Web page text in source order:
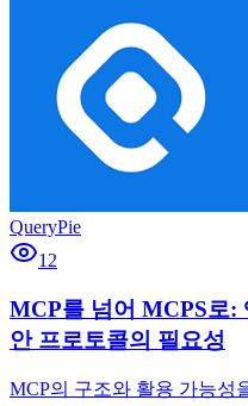
QueryPie
12
MCP를 넘어 MCPS로:
안 프로토콜의 필요성
MCP의 구조와 활용 가능성